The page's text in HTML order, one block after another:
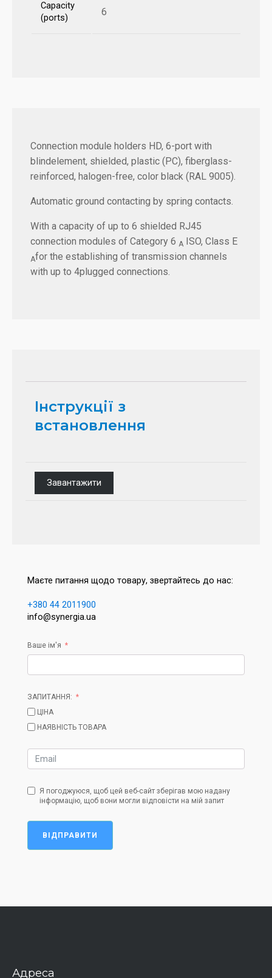
Capacity
(ports)
6
Connection module holders HD, 6-port with
blindelement, shielded, plastic (PC), fiberglass-
reinforced, halogen-free, color black (RAL 9005).
Automatic ground contacting by spring contacts.
With a capacity of up to 6 shielded RJ45
connection modules of Category 6 A ISO, Class E
Afor the establishing of transmission channels
with up to 4plugged connections.
Інструкції з
встановлення
Завантажити
Маєте питання щодо товару, звертайтесь до нас:
+380 44 2011900
info@synergia.ua
Ваше ім'я
ЗАПИТАННЯ:
ЦІНА
НАЯВНІСТЬ ТОВАРА
Я погоджуюся, щоб цей веб-сайт зберігав мою надану
інформацію, щоб вони могли відповісти на мій запит
ВІДПРАВИТИ
Адреса